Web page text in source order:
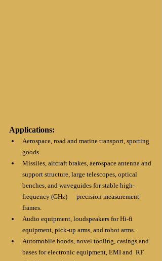
Applications:
Aerospace, road and marine transport, sporting
goods.
Missiles, aircraft brakes, aerospace antenna and
support structure, large telescopes, optical
benches, and waveguides for stable high-
frequency (GHz)      precision measurement
frames.
Audio equipment, loudspeakers for Hi-fi
equipment, pick-up arms, and robot arms.
Automobile hoods, novel tooling, casings and
bases for electronic equipment, EMI and  RF